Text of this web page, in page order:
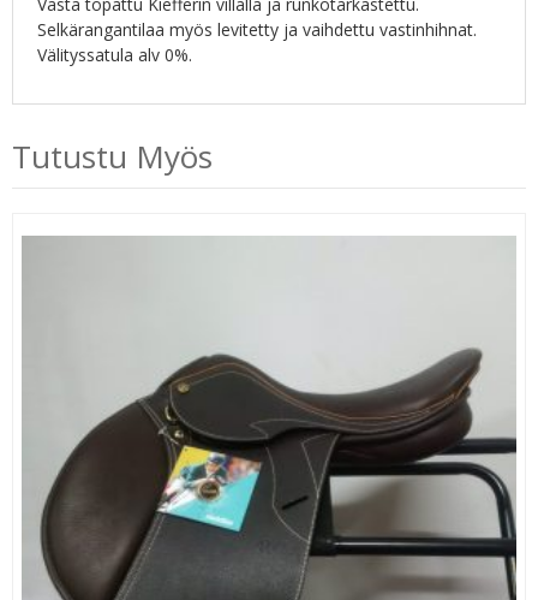
Selkärangantilaa myös levitetty ja vaihdettu vastinhihnat.
Välityssatula alv 0%.
Tutustu Myös